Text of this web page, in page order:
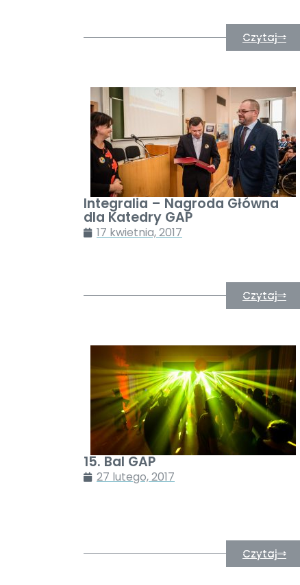
Czytaj
Integralia – Nagroda Główna
dla Katedry GAP
17 kwietnia, 2017
Czytaj
15. Bal GAP
27 lutego, 2017
Czytaj